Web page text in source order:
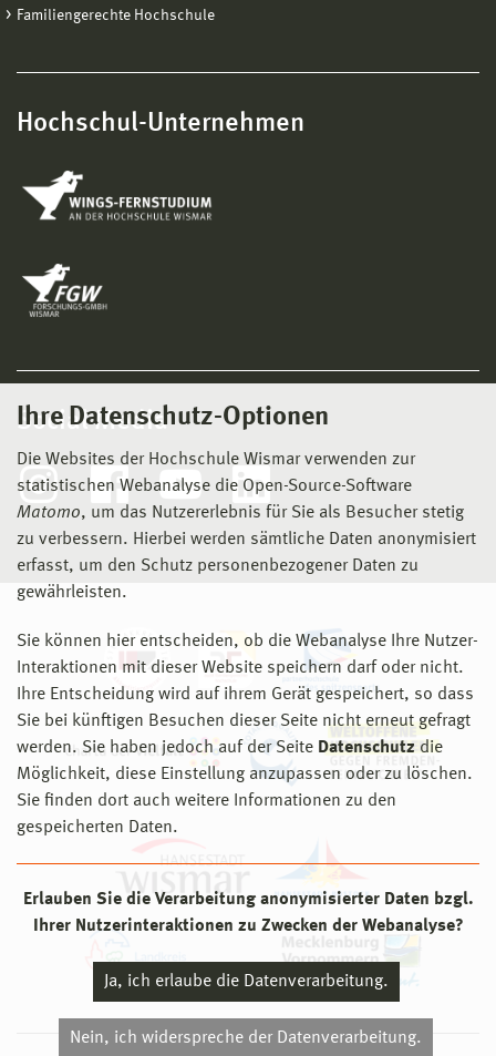
Ihre Datenschutz-Optionen
Die Websites der Hochschule Wismar verwenden zur
statistischen Webanalyse die Open-Source-Software
Matomo, um das Nutzererlebnis für Sie als Besucher stetig
zu verbessern. Hierbei werden sämtliche Daten anonymisiert
erfasst, um den Schutz personenbezogener Daten zu
gewährleisten.
Sie können hier entscheiden, ob die Webanalyse Ihre Nutzer-
Interaktionen mit dieser Website speichern darf oder nicht.
Ihre Entscheidung wird auf ihrem Gerät gespeichert, so dass
Sie bei künftigen Besuchen dieser Seite nicht erneut gefragt
werden. Sie haben jedoch auf der Seite Datenschutz die
Möglichkeit, diese Einstellung anzupassen oder zu löschen.
Sie finden dort auch weitere Informationen zu den
gespeicherten Daten.
Erlauben Sie die Verarbeitung anonymisierter Daten bzgl.
Ihrer Nutzerinteraktionen zu Zwecken der Webanalyse?
Ja, ich erlaube die Datenverarbeitung.
Nein, ich widerspreche der Datenverarbeitung.
Familiengerechte Hochschule
Hochschul-Unternehmen
Social Media